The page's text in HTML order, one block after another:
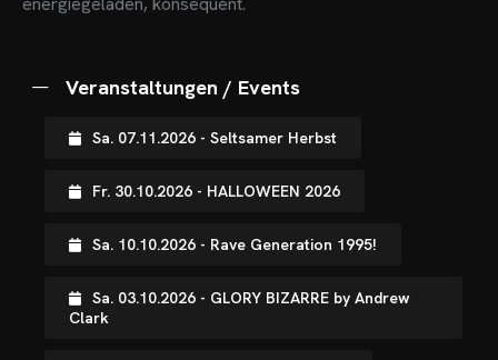
Veranstaltungen / Events
Sa. 07.11.2026 - Seltsamer Herbst
Fr. 30.10.2026 - HALLOWEEN 2026
Sa. 10.10.2026 - Rave Generation 1995!
Sa. 03.10.2026 - GLORY BIZARRE by Andrew
Clark